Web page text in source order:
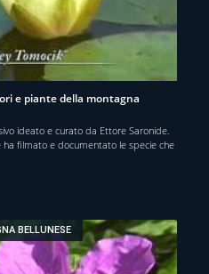
e piante della montagna
ideato e curato da Ettore Saronide.
ha filmato e documentato le specie che
BELLUNESE